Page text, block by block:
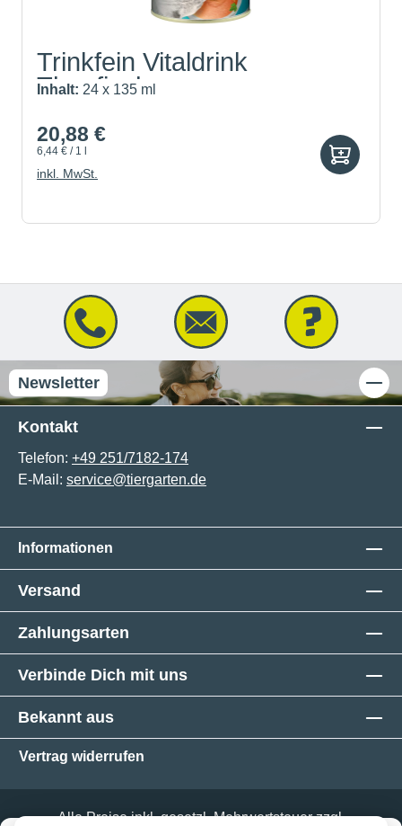
Trinkfein Vitaldrink
Thunfisch
Inhalt: 24 x 135 ml
20,88 €
6,44 € / 1 l
inkl. MwSt.
Newsletter
Kontakt
Telefon: +49 251/7182-174
E-Mail: service@tiergarten.de
Informationen
Versand
Zahlungsarten
Verbinde Dich mit uns
Bekannt aus
Vertrag widerrufen
Alle Preise inkl. gesetzl. Mehrwertsteuer zzgl.